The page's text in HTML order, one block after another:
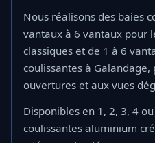
Nous réalisons des baies
vantaux à 6 vantaux pour
classiques et de 1 à 6
coulissantes à Galandage,
ouvertures et aux vues
Disponibles en 1, 2, 3, 4
coulissantes aluminium